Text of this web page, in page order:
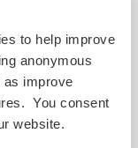
to help improve
anonymous
as improve
You consent
website.